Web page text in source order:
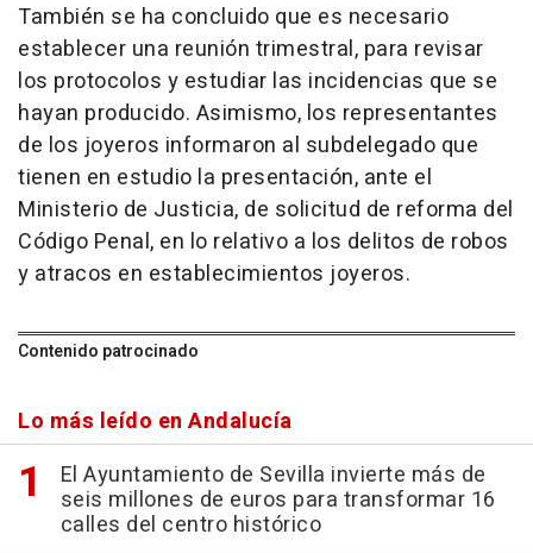
También se ha concluido que es necesario
establecer una reunión trimestral, para revisar
los protocolos y estudiar las incidencias que se
hayan producido. Asimismo, los representantes
de los joyeros informaron al subdelegado que
tienen en estudio la presentación, ante el
Ministerio de Justicia, de solicitud de reforma del
Código Penal, en lo relativo a los delitos de robos
y atracos en establecimientos joyeros.
Contenido patrocinado
Lo más leído en Andalucía
El Ayuntamiento de Sevilla invierte más de
seis millones de euros para transformar 16
calles del centro histórico